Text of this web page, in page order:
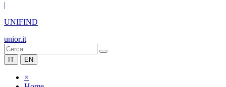
|
UNIFIND
unior.it
IT EN
×